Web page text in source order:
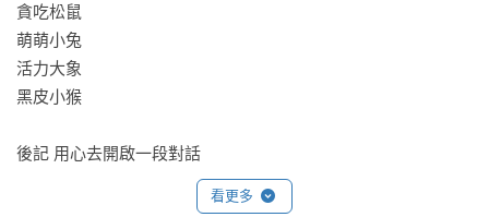
貪吃松鼠
萌萌小兔
活力大象
黑皮小猴
看更多